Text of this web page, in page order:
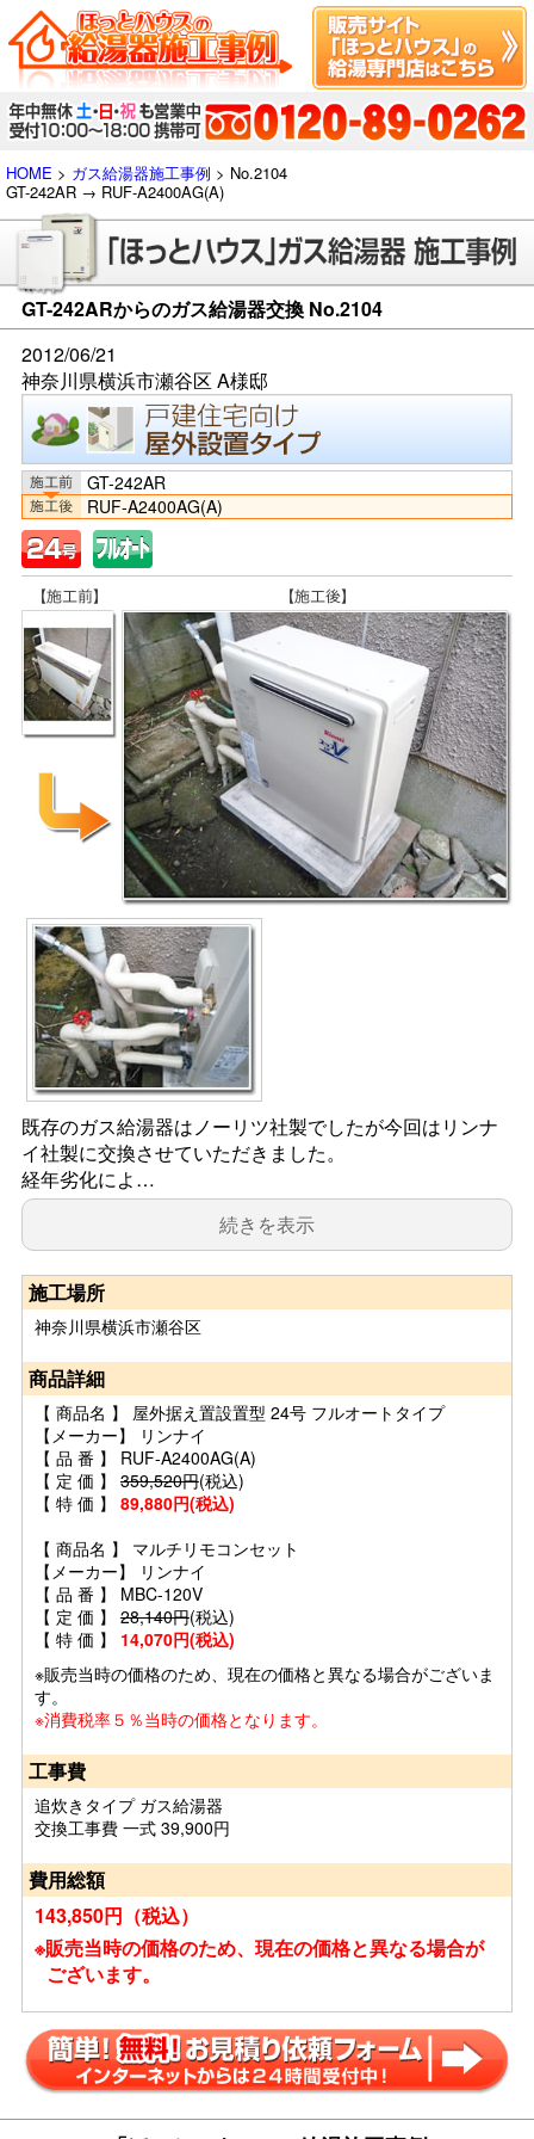
HOME > ガス給湯器施工事例 > No.2104
GT-242AR → RUF-A2400AG(A)
GT-242ARからのガス給湯器交換 No.2104
2012/06/21
神奈川県横浜市瀬谷区 A様邸
GT-242AR
RUF-A2400AG(A)
既存のガス給湯器はノーリツ社製でしたが今回はリンナ
イ社製に交換させていただきました。
経年劣化によ…
続きを表示
施工場所
神奈川県横浜市瀬谷区
商品詳細
【 商品名 】 屋外据え置設置型 24号 フルオートタイプ
【メーカー】 リンナイ
【 品 番 】 RUF-A2400AG(A)
【 定 価 】 359,520円(税込)
【 特 価 】 89,880円(税込)
【 商品名 】 マルチリモコンセット
【メーカー】 リンナイ
【 品 番 】 MBC-120V
【 定 価 】 28,140円(税込)
【 特 価 】 14,070円(税込)
※販売当時の価格のため、現在の価格と異なる場合がございま
す。
※消費税率５％当時の価格となります。
工事費
追炊きタイプ ガス給湯器
交換工事費 一式 39,900円
費用総額
143,850円（税込）
※販売当時の価格のため、現在の価格と異なる場合が
ございます。